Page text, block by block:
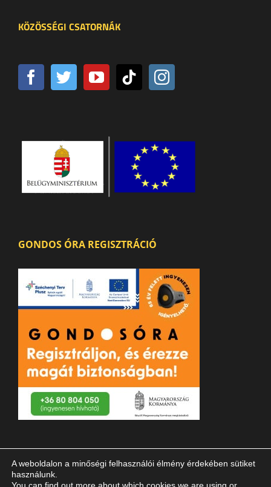
KÖZÖSSÉGI CSATORNÁK
GONDOS ÓRA REGISZTRÁCIÓ
A weboldalon a minőségi felhasználói élmény érdekében sütiket
használunk.